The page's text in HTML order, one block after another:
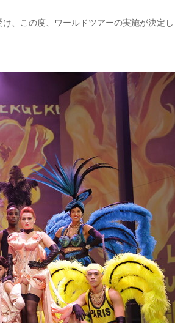
、この度、ワールドツアーの実施が決定し